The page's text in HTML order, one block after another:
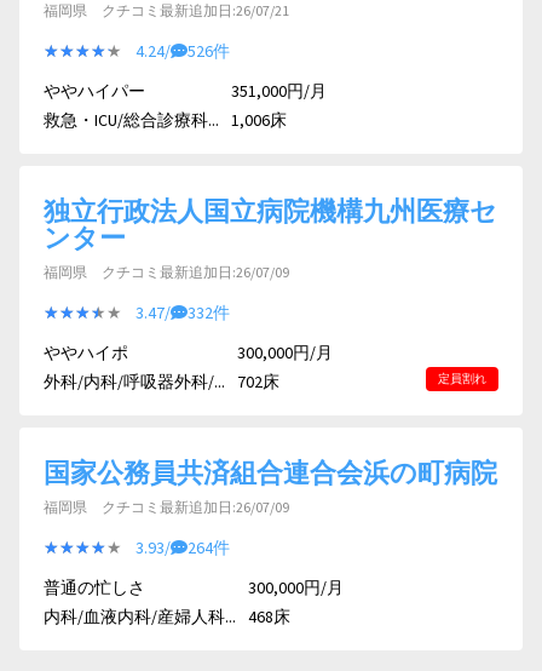
福岡県 クチコミ最新追加日:26/07/21
★★★★★
★★★★★ 4.24/
526件
ややハイパー
救急・ICU/総合診療科...
351,000円/月
1,006床
独立行政法人国立病院機構九州医療セ
ンター
福岡県 クチコミ最新追加日:26/07/09
★★★★★
★★★★★ 3.47/
332件
ややハイポ
外科/内科/呼吸器外科/...
300,000円/月
702床
定員割れ
国家公務員共済組合連合会浜の町病院
福岡県 クチコミ最新追加日:26/07/09
★★★★★
★★★★★ 3.93/
264件
普通の忙しさ
内科/血液内科/産婦人科...
300,000円/月
468床